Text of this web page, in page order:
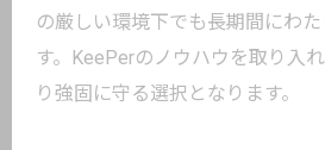
の厳しい環境下でも長期間にわ
す。KeePerのノウハウを取り入
り強固に守る選択となります。